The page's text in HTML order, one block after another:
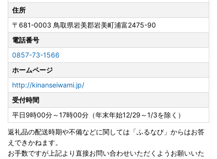
住所
〒681-0003 鳥取県岩美郡岩美町浦富2475-90
電話番号
0857-73-1566
ホームページ
http://kinanseiwami.jp/
受付時間
平日9時00分～17時00分（年末年始12/29～1/3を除く）
返礼品の配送時期や不備などに関しては「ふるなび」からはお答
えできかねます。
お手数ですが上記より直接お問い合わせいただくようお願いいた